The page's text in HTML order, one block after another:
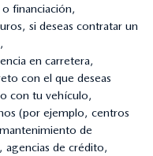
financiación,
si deseas contratar un
en carretera,
con el que deseas
con tu vehículo,
(por ejemplo, centros
de
agencias de crédito,